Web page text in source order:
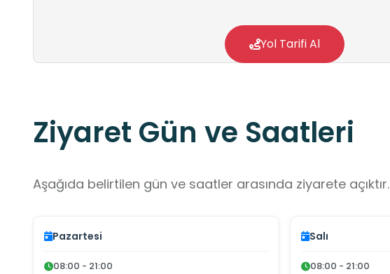
Yol Tarifi Al
Ziyaret Gün ve Saatleri
Aşağıda belirtilen gün ve saatler arasında ziyarete açıktır.
Pazartesi
08:00 - 21:00
Salı
08:00 - 21:00